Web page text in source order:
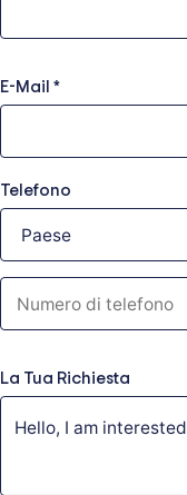
E-Mail *
Telefono
La Tua Richiesta